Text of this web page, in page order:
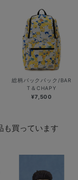
総柄バックパック/BAR
T＆CHAPY
¥7,500
も買っています